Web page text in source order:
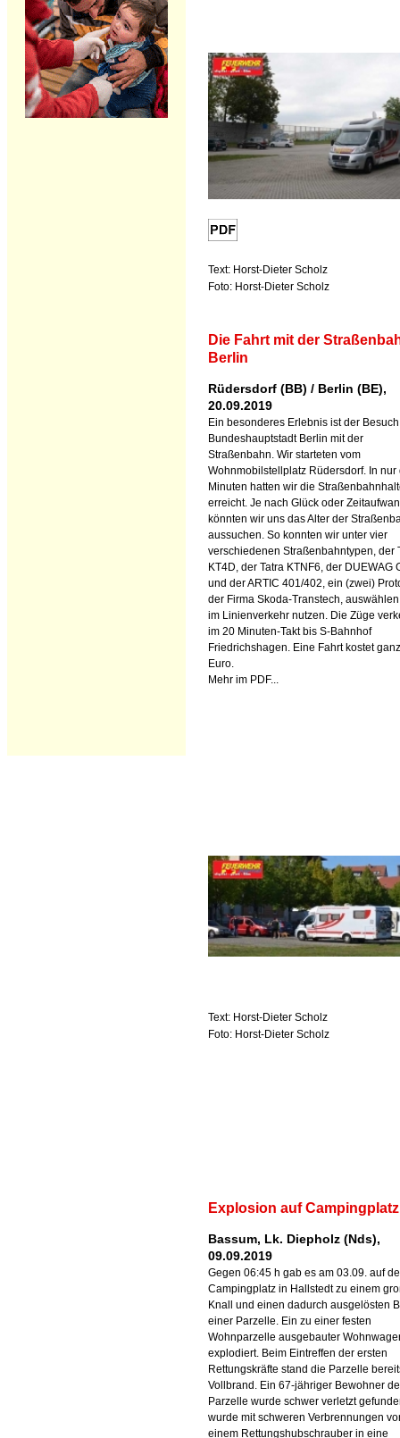
Text: Horst-Dieter Scholz
Foto: Horst-Dieter Scholz
Die Fahrt mit der
Berlin
Rüdersdorf (BB) / Berlin (BE),
20.09.2019
Ein besonderes Erlebnis ist der
Bundeshauptstadt Berlin mit der
Straßenbahn. Wir starteten vom
Wohnmobilstellplatz Rüdersdorf. In nur
Minuten hatten wir die
erreicht. Je nach Glück oder
könnten wir uns das Alter der
aussuchen. So konnten wir unter vier
verschiedenen Straßenbahntypen, der
KT4D, der Tatra KTNF6, der DUEWAG
und der ARTIC 401/402, ein (zwei)
der Firma Skoda-Transtech,
im Linienverkehr nutzen. Die Züge
im 20 Minuten-Takt bis S-Bahnhof
Friedrichshagen. Eine Fahrt kostet
Euro.
Mehr im PDF...
Text: Horst-Dieter Scholz
Foto: Horst-Dieter Scholz
Explosion auf Campingplatz
Bassum, Lk. Diepholz (Nds),
09.09.2019
Gegen 06:45 h gab es am 03.09. auf
Campingplatz in Hallstedt zu einem
Knall und einen dadurch ausgelösten
einer Parzelle. Ein zu einer festen
Wohnparzelle ausgebauter
explodiert. Beim Eintreffen der ersten
Rettungskräfte stand die Parzelle
Vollbrand. Ein 67-jähriger Bewohner
Parzelle wurde schwer verletzt
wurde mit schweren Verbrennungen
einem Rettungshubschrauber in eine